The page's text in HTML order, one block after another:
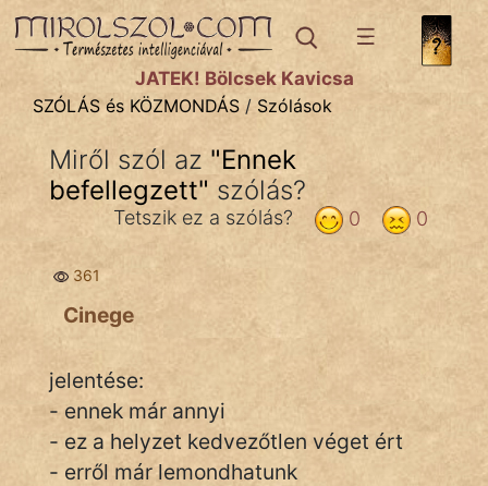
SZÓLÁS ÉS KÖZMONDÁStémák:
Bibliai
Közmondások
Szállóigék
Szóláscsoportok
Szólások
Tréfás
JÁTÉK! Bölcsek Kavicsa
SZÓLÁS és KÖZMONDÁS / Szólások
Miről szól az "Ennek
befellegzett" szólás?
0
0
Tetszik ez a szólás?
361
Cinege
jelentése:
- ennek már annyi
- ez a helyzet kedvezőtlen véget ért
- erről már lemondhatunk